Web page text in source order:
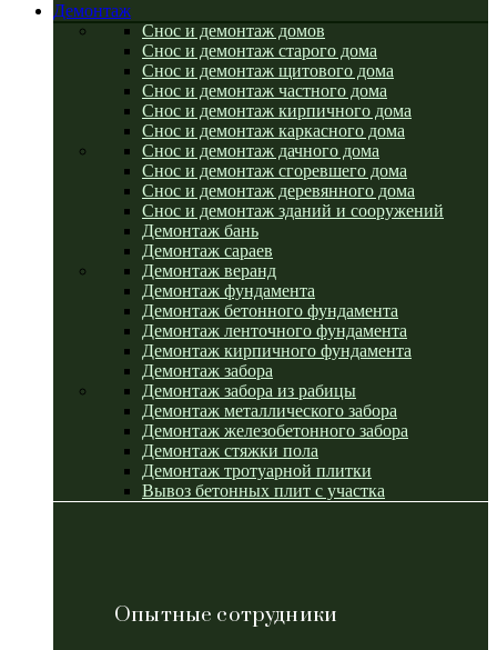
Демонтаж
Снос и демонтаж домов
Снос и демонтаж старого дома
Снос и демонтаж щитового дома
Снос и демонтаж частного дома
Снос и демонтаж кирпичного дома
Снос и демонтаж каркасного дома
Снос и демонтаж дачного дома
Снос и демонтаж сгоревшего дома
Снос и демонтаж деревянного дома
Снос и демонтаж зданий и сооружений
Демонтаж бань
Демонтаж сараев
Демонтаж веранд
Демонтаж фундамента
Демонтаж бетонного фундамента
Демонтаж ленточного фундамента
Демонтаж кирпичного фундамента
Демонтаж забора
Демонтаж забора из рабицы
Демонтаж металлического забора
Демонтаж железобетонного забора
Демонтаж стяжки пола
Демонтаж тротуарной плитки
Вывоз бетонных плит с участка
Опытные сотрудники